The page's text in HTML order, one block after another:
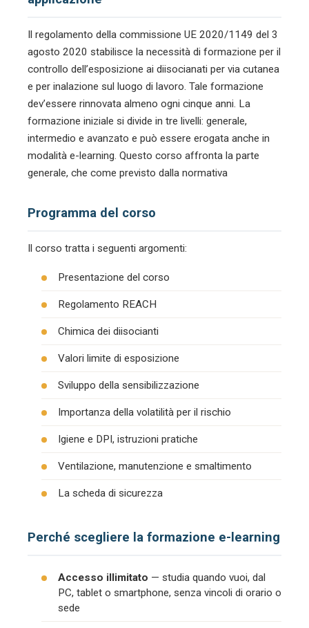
Il regolamento della commissione UE 2020/1149 del 3
agosto 2020 stabilisce la necessità di formazione per il
controllo dell’esposizione ai diisocianati per via cutanea
e per inalazione sul luogo di lavoro. Tale formazione
dev’essere rinnovata almeno ogni cinque anni. La
formazione iniziale si divide in tre livelli: generale,
intermedio e avanzato e può essere erogata anche in
modalità e-learning. Questo corso affronta la parte
generale, che come previsto dalla normativa
Programma del corso
Il corso tratta i seguenti argomenti:
Presentazione del corso
Regolamento REACH
Chimica dei diisocianti
Valori limite di esposizione
Sviluppo della sensibilizzazione
Importanza della volatilità per il rischio
Igiene e DPI, istruzioni pratiche
Ventilazione, manutenzione e smaltimento
La scheda di sicurezza
Perché scegliere la formazione e-learning
Accesso illimitato — studia quando vuoi, dal
PC, tablet o smartphone, senza vincoli di orario o
sede